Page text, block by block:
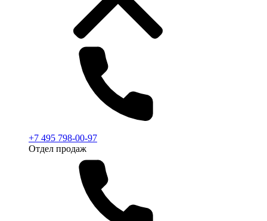
+7 495 798-00-97
Отдел продаж